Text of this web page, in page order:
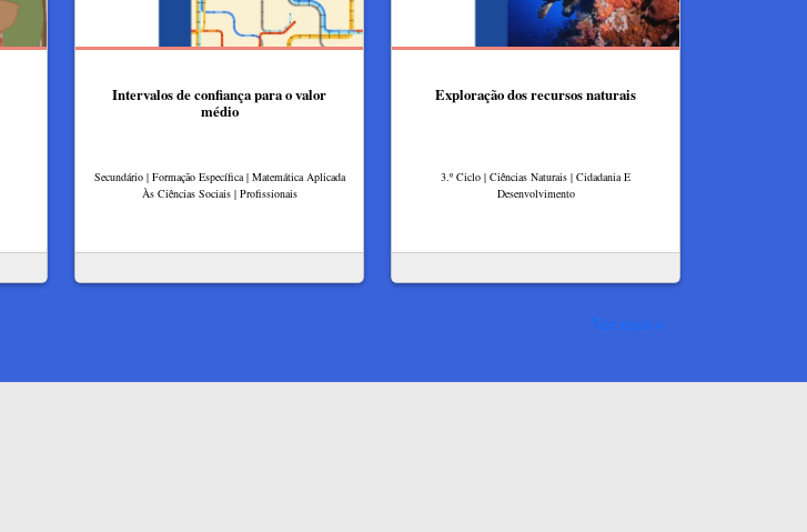
Intervalos de confiança para o valor
médio
Secundário | Formação Específica | Matemática Aplicada
Às Ciências Sociais | Profissionais
Exploração dos recursos naturais
3.º Ciclo | Ciências Naturais | Cidadania E
Desenvolvimento
Ver mais